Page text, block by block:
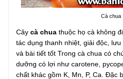
Cà chua
Cây cà chuathuộc họ cà không
tác dụng thanh nhiệt, giải độc,
và bài tiết tốt Trong cà chua có
dưỡng có lợi như carotene,
chất khác gồm K, Mn, P, Ca. Đặc